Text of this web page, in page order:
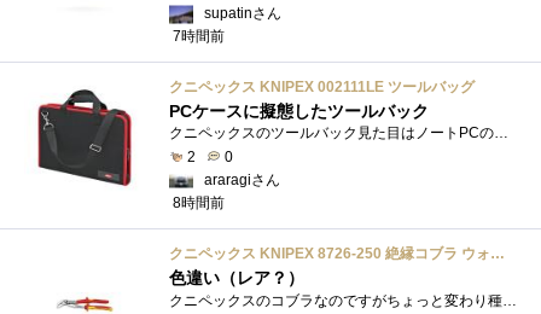
supatinさん
7時間前
クニペックス KNIPEX 002111LE ツールバッグ
PCケースに擬態したツールバック
2
0
araragiさん
8時間前
クニペックス KNIPEX 8726-250 絶縁コブラ ウォーターポンププライヤー 1000V
色違い（レア？）